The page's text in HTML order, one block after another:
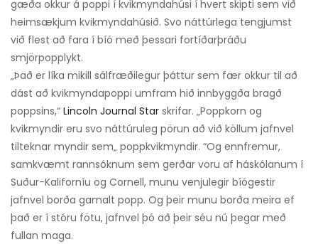
gæða okkur á poppi í kvikmyndahúsi í hvert skipti sem við
heimsækjum kvikmyndahúsið. Svo náttúrlega tengjumst
við flest að fara í bíó með þessari fortíðarþráðu
smjörpopplykt.
„Það er líka mikill sálfræðilegur þáttur sem fær okkur til að
dást að kvikmyndapoppi umfram hið innbyggða bragð
poppsins,“ Lincoln Journal Star skrifar. „Poppkorn og
kvikmyndir eru svo náttúruleg pörun að við köllum jafnvel
tilteknar myndir sem„ poppkvikmyndir. “Og ennfremur,
samkvæmt rannsóknum sem gerðar voru af háskólanum í
Suður-Kaliforníu og Cornell, munu venjulegir bíógestir
jafnvel borða gamalt popp. Og þeir munu borða meira ef
það er í stóru fötu, jafnvel þó að þeir séu nú þegar með
fullan maga.